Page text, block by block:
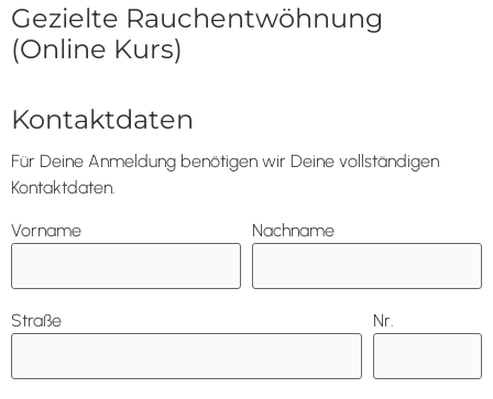
Gezielte Rauchentwöhnung
(Online Kurs)
Kontaktdaten
Für Deine Anmeldung benötigen wir Deine vollständigen
Kontaktdaten.
Vorname Nachname
Straße Nr.